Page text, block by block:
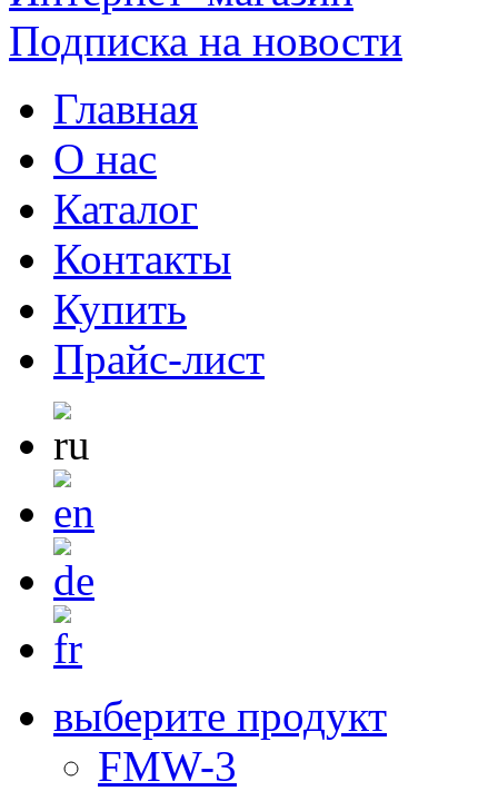
Подписка на новости
Главная
О нас
Каталог
Контакты
Купить
Прайс-лист
выберите продукт
FMW-3